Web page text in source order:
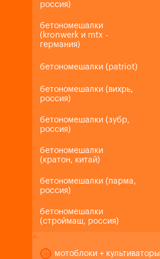
россия)
бетономешалки
(kronwerk и mtx -
германия)
бетономешалки (patriot)
бетономешалки (вихрь,
россия)
бетономешалки (зубр,
россия)
бетономешалки
(кратон, китай)
бетономешалки (парма,
россия)
бетономешалки
(строймаш, россия)
+-
мотоблоки + культиваторы